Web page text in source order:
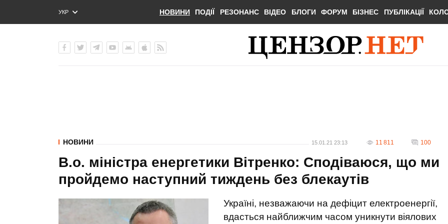
УКР
ENG
НОВИНИ ПОДІЇ РЕЗОНАНС ВІДЕО БЛОГИ ФОРУМ БІЗНЕС ПУБЛІКАЦІЇ
НОВИНИ 15.01.21 23:13 11 811 100
В.о. міністра енергетики Вітренко: Сподіваюся, що ми
пройдемо наступний тиждень без блекаутів
Україні, незважаючи на дефіцит електроенергії,
вдасться найближчим часом уникнути віялових